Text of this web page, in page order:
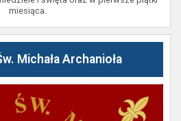
miesiąca.
Michała Archanioła